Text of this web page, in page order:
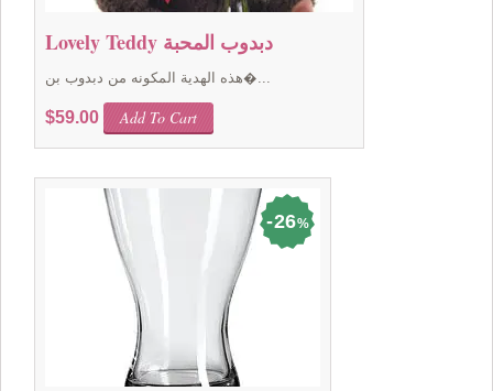
Lovely Teddy دبدوب المحبة
هذه الهدية المكونه من دبدوب بن�...
$59.00 Add To Cart
26%